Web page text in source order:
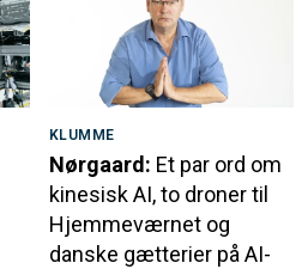
KLUMME
Nørgaard: Et par ord om
kinesisk AI, to droner til
Hjemmeværnet og
danske gætterier på AI-